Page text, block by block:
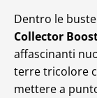
Dentro le
Collector
affascinanti
terre tricolore
mettere a